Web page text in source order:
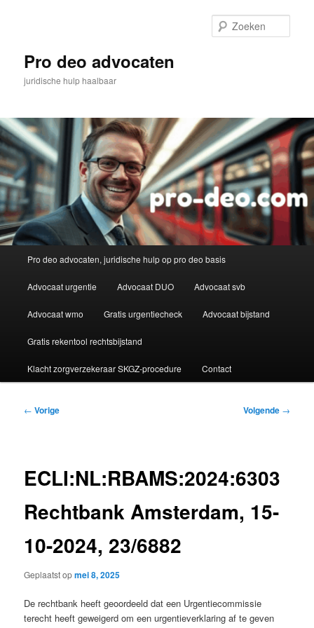
inhoudPro deo advocaten
juridische hulp haalbaar
Pro deo advocaten, juridische hulp op pro deo basis
Advocaat urgentie Advocaat DUO Advocaat svb
Advocaat wmo Gratis urgentiecheck Advocaat bijstand
Gratis rekentool rechtsbijstand
Klacht zorgverzekeraar SKGZ-procedure Contact
Bericht
← Vorige Volgende →
ECLI:NL:RBAMS:2024:6303
Rechtbank Amsterdam, 15-
10-2024, 23/6882
Geplaatst opmei 8, 2025
De rechtbank heeft geoordeeld dat een Urgentiecommissie
terecht heeft geweigerd om een urgentieverklaring af te geven